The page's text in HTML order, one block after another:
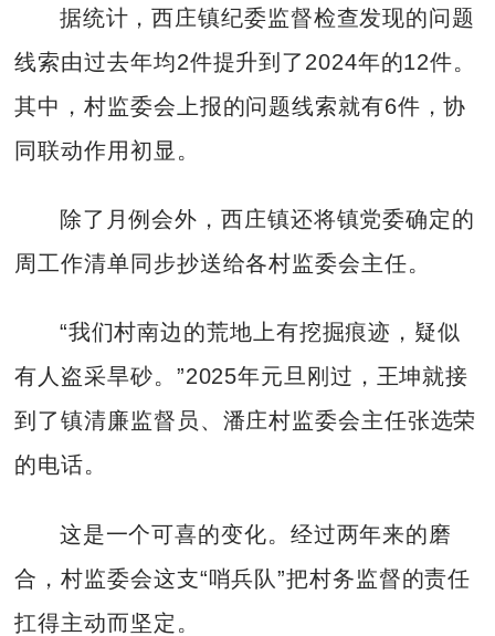
据统计，西庄镇纪委监督检查发现的问题
线索由过去年均2件提升到了2024年的12件。
其中，村监委会上报的问题线索就有6件，协
同联动作用初显。
除了月例会外，西庄镇还将镇党委确定的
周工作清单同步抄送给各村监委会主任。
“我们村南边的荒地上有挖掘痕迹，疑似
有人盗采旱砂。”2025年元旦刚过，王坤就接
到了镇清廉监督员、潘庄村监委会主任张选荣
的电话。
这是一个可喜的变化。经过两年来的磨
合，村监委会这支“哨兵队”把村务监督的责任
扛得主动而坚定。